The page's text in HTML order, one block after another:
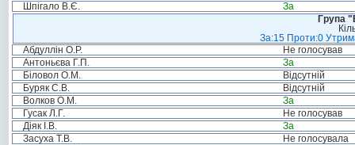
Шпігало В.Є.
За
Група
За:15 Проти:0
Абдуллін О.Р.
Не голосував
Антоньєва Г.П.
За
Біловол О.М.
Відсутній
Буряк С.В.
Відсутній
Волков О.М.
За
Гусак Л.Г.
Не голосував
Діяк І.В.
За
Засуха Т.В.
Не голосувала